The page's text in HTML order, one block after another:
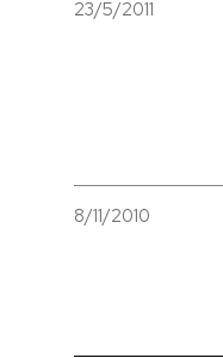
23/5/2011
8/11/2010